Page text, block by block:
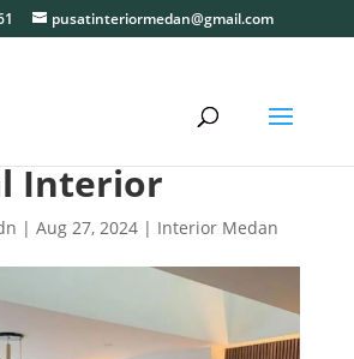
pusatinteriormedan@gmail.com
Interior
| Aug 27, 2024| Interior Medan